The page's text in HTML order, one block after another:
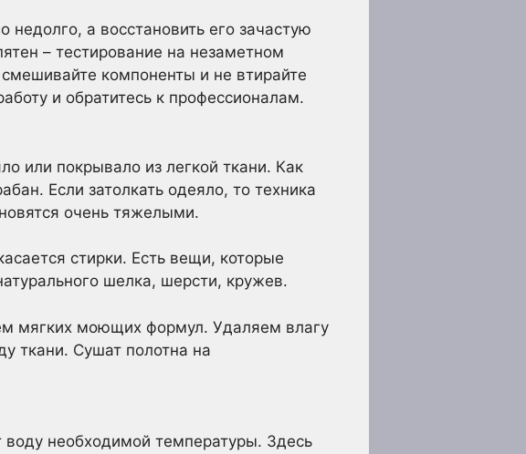
недолго, а восстановить его зачастую
– тестирование на незаметном
компоненты и не втирайте
и обратитесь к профессионалам.
или покрывало из легкой ткани. Как
Если затолкать одеяло, то техника
очень тяжелыми.
стирки. Есть вещи, которые
шелка, шерсти, кружев.
мягких моющих формул. Удаляем влагу
ткани. Сушат полотна на
необходимой температуры. Здесь